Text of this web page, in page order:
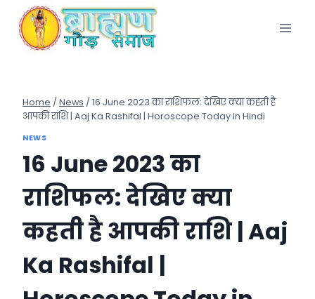
content
Home / News / 16 June 2023 का राशिफल: देखिए क्या कहती है
आपकी राशि | Aaj Ka Rashifal | Horoscope Today in Hindi
NEWS
16 June 2023 का
राशिफल: देखिए क्या
कहती है आपकी राशि | Aaj
Ka Rashifal |